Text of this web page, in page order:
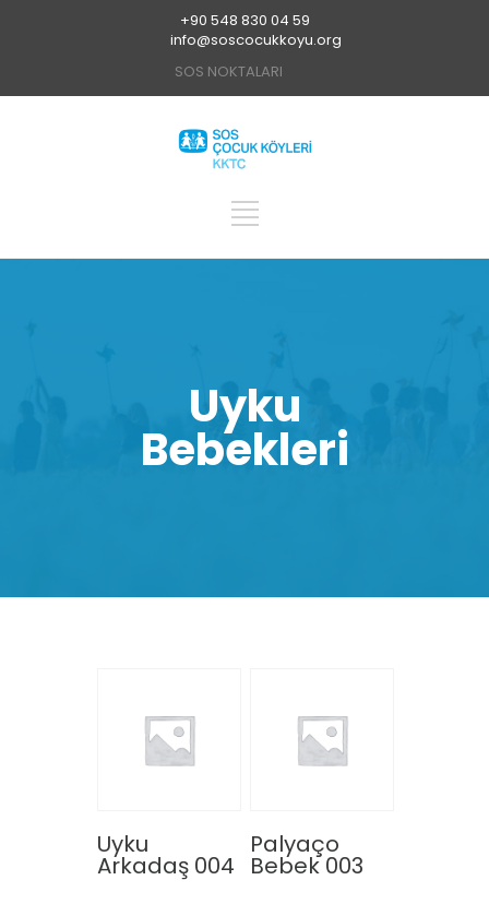
+90 548 830 04 59
info@soscocukkoyu.org
SOS NOKTALARI
Uyku
Bebekleri
Uyku
Arkadaş 004
Palyaço
Bebek 003